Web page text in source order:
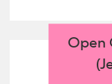
Open